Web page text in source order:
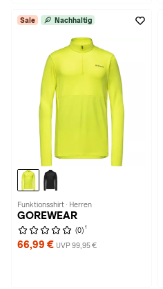
Sale Nachhaltig
Funktionsshirt · Herren
GOREWEAR
(0) 1
66,99 € UVP 99,95 €